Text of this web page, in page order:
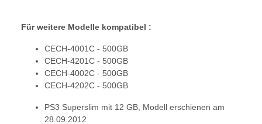
Für weitere Modelle kompatibel :
CECH-4001C - 500GB
CECH-4201C - 500GB
CECH-4002C - 500GB
CECH-4202C - 500GB
PS3 Superslim mit 12 GB, Modell erschienen am
28.09.2012